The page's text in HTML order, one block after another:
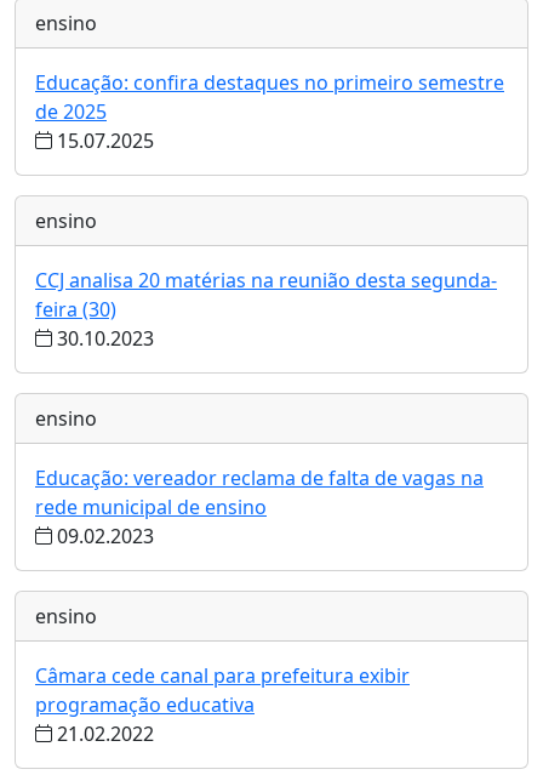
ensino
Educação: confira destaques no primeiro semestre
de 2025
15.07.2025
ensino
CCJ analisa 20 matérias na reunião desta segunda-
feira (30)
30.10.2023
ensino
Educação: vereador reclama de falta de vagas na
rede municipal de ensino
09.02.2023
ensino
Câmara cede canal para prefeitura exibir
programação educativa
21.02.2022